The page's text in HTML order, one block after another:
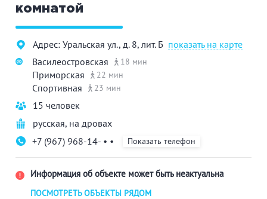
комнатой
Адрес: Уральская ул., д. 8, лит. Б показать на карте
Василеостровская
18 мин
Приморская 22 мин
Спортивная 23 мин
15 человек
русская, на дровах
+7 (967) 968-14- • •
Показать телефон
Информация об объекте может быть неактуальна
ПОСМОТРЕТЬ ОБЪЕКТЫ РЯДОМ